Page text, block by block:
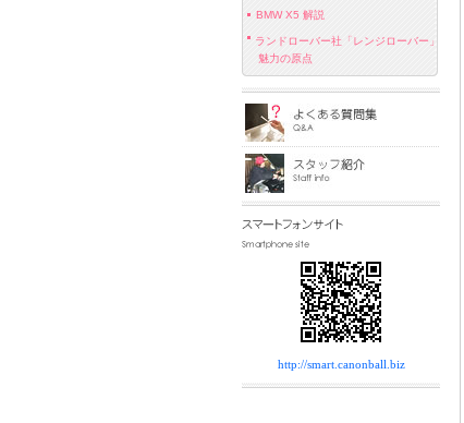
BMW X5 解説
ランドローバー社「レンジローバー」
魅力の原点
http://smart.canonball.biz